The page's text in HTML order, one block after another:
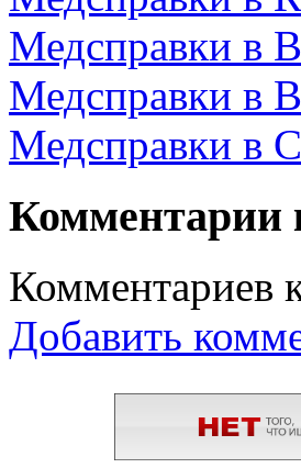
Медсправки в
Медсправки в
Медсправки в
Комментарии
Комментариев
Добавить